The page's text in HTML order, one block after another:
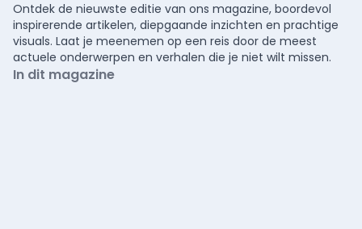
Ontdek de nieuwste editie van ons magazine, boordevol
inspirerende artikelen, diepgaande inzichten en prachtige
visuals. Laat je meenemen op een reis door de meest
actuele onderwerpen en verhalen die je niet wilt missen.
In dit magazine